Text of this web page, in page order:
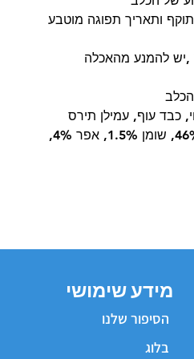
ותאריך תפוגה מוטבע
,יש להמנע מהאכלה
כבד עוף, עמילן תירס
ערכים תזונתיים באחוזים (ל-100 גרם): חלבון 46%, שומן 1.5%, אפר 4%,
מידע שימושי
הסיפור שלנו
בלוג